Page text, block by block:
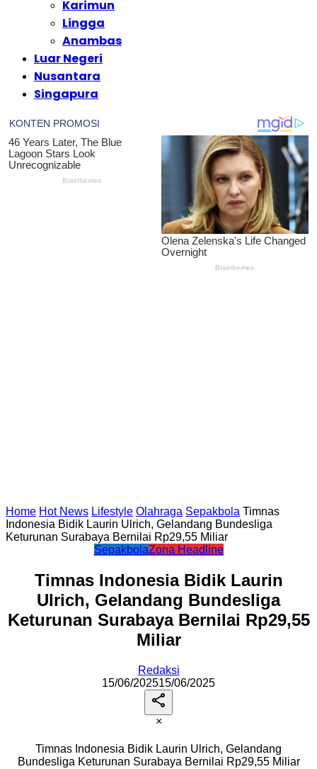
Karimun
Lingga
Anambas
Luar Negeri
Nusantara
Singapura
Home Hot News Lifestyle Olahraga Sepakbola Timnas
Indonesia Bidik Laurin Ulrich, Gelandang Bundesliga
Keturunan Surabaya Bernilai Rp29,55 Miliar
SepakbolaZona Headline
Timnas Indonesia Bidik Laurin
Ulrich, Gelandang Bundesliga
Keturunan Surabaya Bernilai Rp29,55
Miliar
Redaksi
15/06/202515/06/2025
×
Timnas Indonesia Bidik Laurin Ulrich, Gelandang
Bundesliga Keturunan Surabaya Bernilai Rp29,55 Miliar